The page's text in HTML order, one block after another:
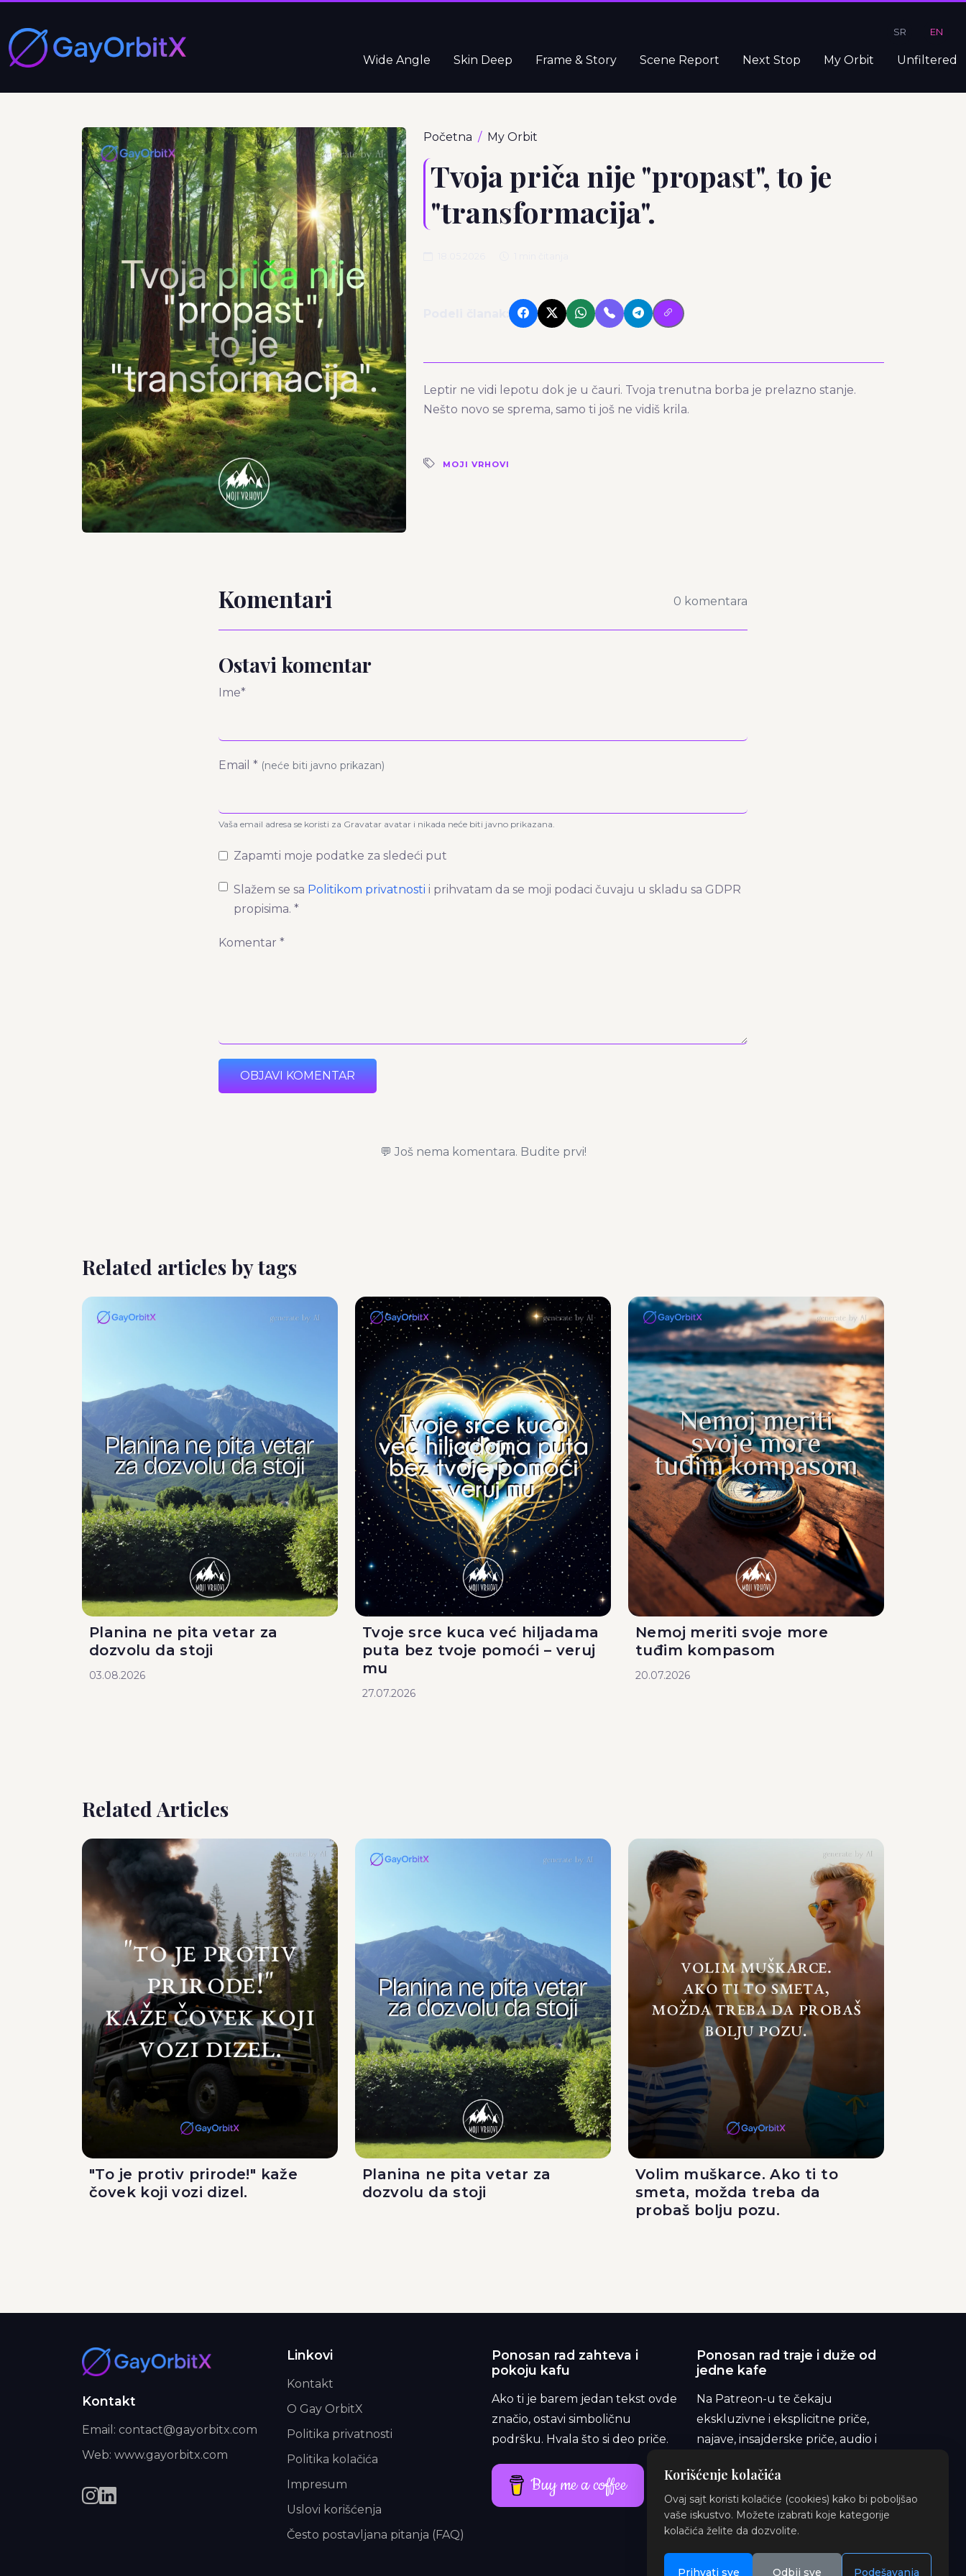
SR EN
Wide Angle Skin Deep Frame & Story Scene Report Next Stop My Orbit Unfiltered
Početna My Orbit
Tvoja priča nije "propast", to je
"transformacija".
Leptir ne vidi lepotu dok je u čauri. Tvoja trenutna borba je prelazno stanje.
Nešto novo se sprema, samo ti još ne vidiš krila.
MOJI VRHOVI
Komentari 0 komentara
Ostavi komentar
Ime*
Email * (neće biti javno prikazan)
Vaša email adresa se koristi za Gravatar avatar i nikada neće biti javno prikazana.
Zapamti moje podatke za sledeći put
Slažem se sa Politikom privatnosti i prihvatam da se moji podaci čuvaju u skladu sa GDPR
propisima. *
Komentar *
OBJAVI KOMENTAR
💬 Još nema komentara. Budite prvi!
Related articles by tags
Planina ne pita vetar za
dozvolu da stoji
03.08.2026
Tvoje srce kuca već hiljadama
puta bez tvoje pomoći – veruj
mu
27.07.2026
Nemoj meriti svoje more
tuđim kompasom
20.07.2026
Related Articles
"To je protiv prirode!" kaže
čovek koji vozi dizel.
Planina ne pita vetar za
dozvolu da stoji
Volim muškarce. Ako ti to
smeta, možda treba da
probaš bolju pozu.
Kontakt
Email: contact@gayorbitx.com
Web: www.gayorbitx.com
Linkovi
Kontakt
O Gay OrbitX
Politika privatnosti
Politika kolačića
Impresum
Uslovi korišćenja
Često postavljana pitanja (FAQ)
Ponosan rad zahteva i
pokoju kafu
Ako ti je barem jedan tekst ovde
značio, ostavi simboličnu
podršku. Hvala što si deo priče.
Buy me a coffee
Ponosan rad traje i duže od
jedne kafe
Na Patreon-u te čekaju
ekskluzivne i eksplicitne priče,
najave, insajderske priče, audio i
orbitu.
Korišćenje kolačića
Ovaj sajt koristi kolačiće (cookies) kako bi poboljšao
vaše iskustvo. Možete izabrati koje kategorije
kolačića želite da dozvolite.
Prihvati sve Odbij sve Podešavanja